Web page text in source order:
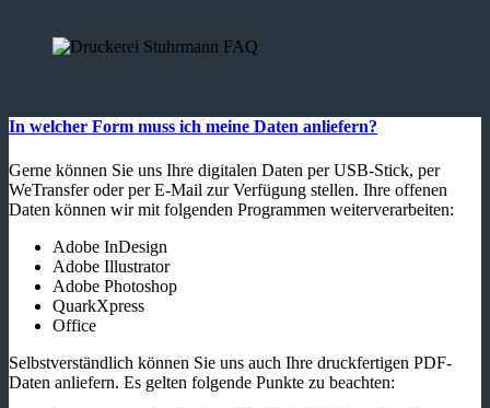
In welcher Form muss ich meine Daten anliefern?
Gerne können Sie uns Ihre digitalen Daten per USB-Stick, per
WeTransfer oder per E-Mail zur Verfügung stellen. Ihre offenen
Daten können wir mit folgenden Programmen weiterverarbeiten:
Adobe InDesign
Adobe Illustrator
Adobe Photoshop
QuarkXpress
Office
Selbstverständlich können Sie uns auch Ihre druckfertigen PDF-
Daten anliefern. Es gelten folgende Punkte zu beachten: